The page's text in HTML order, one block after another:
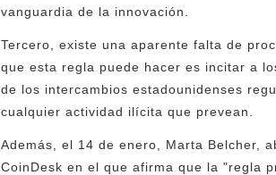
vanguardia de la innovación.
Tercero, existe una aparente falta de
que esta regla puede hacer es incitar a
de los intercambios estadounidenses
cualquier actividad ilícita que prevean.
Además, el 14 de enero, Marta Belcher,
CoinDesk en el que afirma que la "regla